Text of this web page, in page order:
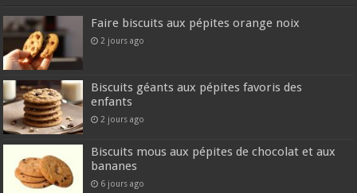
Faire biscuits aux pépites orange noix
2 jours ago
Biscuits géants aux pépites favoris des
enfants
2 jours ago
Biscuits mous aux pépites de chocolat et aux
bananes
6 jours ago